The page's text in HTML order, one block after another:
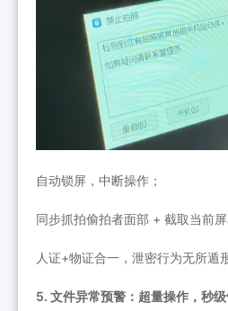
自动锁屏，中断操作；
同步抓拍偷拍者面部 + 截取当前屏
人证+物证合一，泄密行为无所遁形
5. 文件异常预警：超量操作，秒